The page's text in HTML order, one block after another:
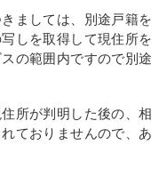
ましては、別途戸籍を
しを取得して現住所を
の範囲内ですので別途
所が判明した後の、相
ておりませんので、あ